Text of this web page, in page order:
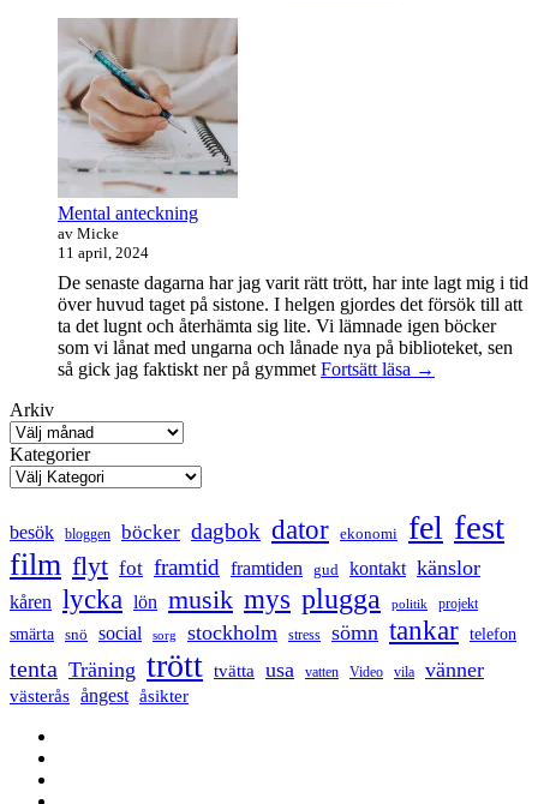
Mental anteckning
av Micke
11 april, 2024
De senaste dagarna har jag varit rätt trött, har inte lagt mig i tid
över huvud taget på sistone. I helgen gjordes det försök till att
ta det lugnt och återhämta sig lite. Vi lämnade igen böcker
som vi lånat med ungarna och lånade nya på biblioteket, sen
så gick jag faktiskt ner på gymmet Fortsätt läsa Mental
→
Arkiv
Kategorier
besök bloggen böcker dagbok dator ekonomi fel fest
film flyt fot framtid framtiden gud kontakt känslor
kåren lycka lön musik mys plugga politik projekt
smärta snö social sorg stockholm stress sömn tankar telefon
tenta Träning trött tvätta usa vatten Video vila vänner
västerås ångest åsikter